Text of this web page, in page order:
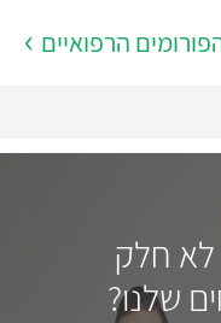
הרפואיים
לא חלק
שלנו?